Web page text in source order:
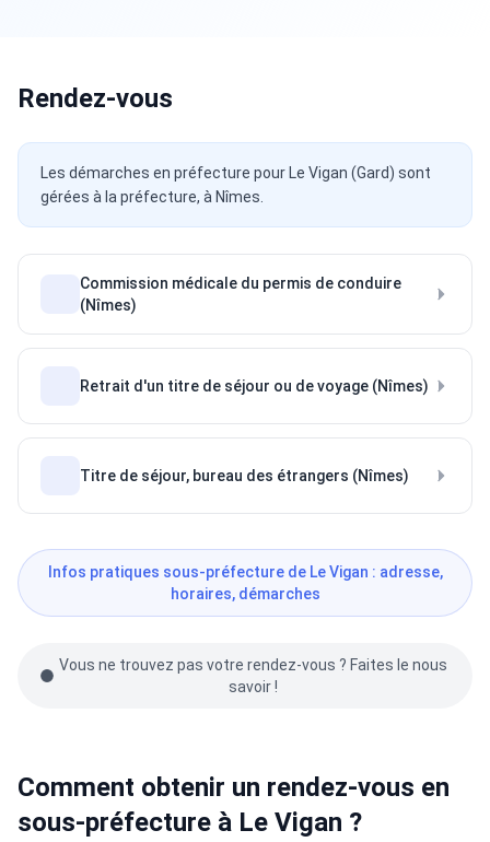
Rendez-vous
Les démarches en préfecture pour Le Vigan (Gard) sont
gérées à la préfecture, à Nîmes.
Commission médicale du permis de conduire
(Nîmes)
Retrait d'un titre de séjour ou de voyage (Nîmes)
Titre de séjour, bureau des étrangers (Nîmes)
Infos pratiques sous-préfecture de Le Vigan : adresse,
horaires, démarches
Vous ne trouvez pas votre rendez-vous ? Faites le nous
savoir !
Comment obtenir un rendez-vous en
sous-préfecture à Le Vigan ?